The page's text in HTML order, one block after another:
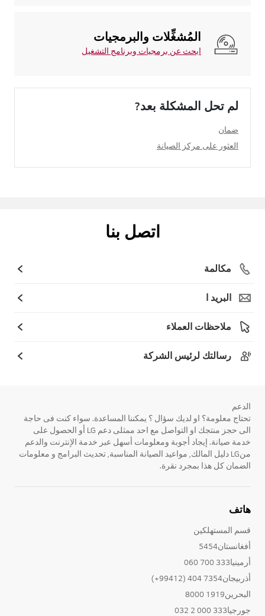
المُشغِّلات والبرمجيات
ابحث عن برمجيات وبرنامج التشغيل
لم تحل المشكلة بعد?
ضمان
العثور على مركز الصيانة
اتصل بنا
مكالمة
البريد ا
ملاحظات العملاء
رسالتك لرئيس الشركة
الدعم
تحتاج معلومة؟ او لديك سؤال ؟ يمكننا المساعدة. سواء كنت فى حاجة
الى حجز منتجك او التواصل مع احد ممثلى دعم LG أو الحصول على
خدمة صيانة. إيجاد أجوبة ومعلومات أسهل عبر خدمة الإنترنت والدعم
منLG دليل المالك, مواعيد الصيانة المناسبة, تحديث البرامج و معلومات
الضمان كل هذا بمجرد نقرة.
هاتف
قسم المستهلكين
أفغانستان5454
أرمينيا333 700 060
أذربيجان7354 404 (99412+)
البحرين1919 8000
جورجيا333 000 2 032